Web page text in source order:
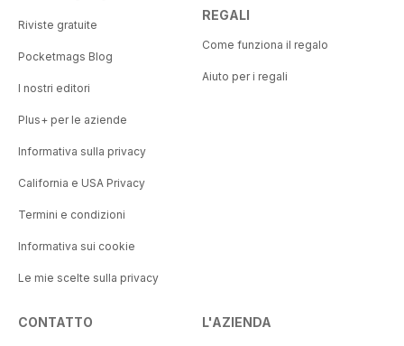
Riviste gratuite
Pocketmags Blog
I nostri editori
Plus+ per le aziende
Informativa sulla privacy
California e USA Privacy
Termini e condizioni
Informativa sui cookie
Le mie scelte sulla privacy
REGALI
Come funziona il regalo
Aiuto per i regali
CONTATTO L'AZIENDA